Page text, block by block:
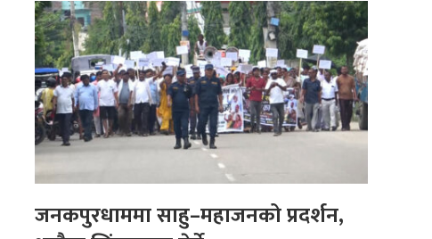
जनकपुरधाममा साहु–महाजनको प्रदर्शन,